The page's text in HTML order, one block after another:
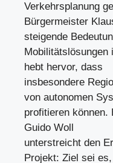
Verkehrsplanung
Bürgermeister
steigende
Mobilitätslösungen
hebt hervor, dass
insbesondere
von autonomen
profitieren
Guido Woll
unterstreicht den
Projekt: Ziel sei es,